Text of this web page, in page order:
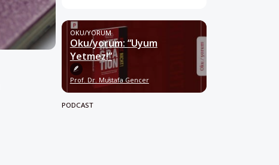
OKU/YORUM
Oku/yorum: “Uyum
Yetmez!”
Prof. Dr. Mustafa Gencer
PODCAST